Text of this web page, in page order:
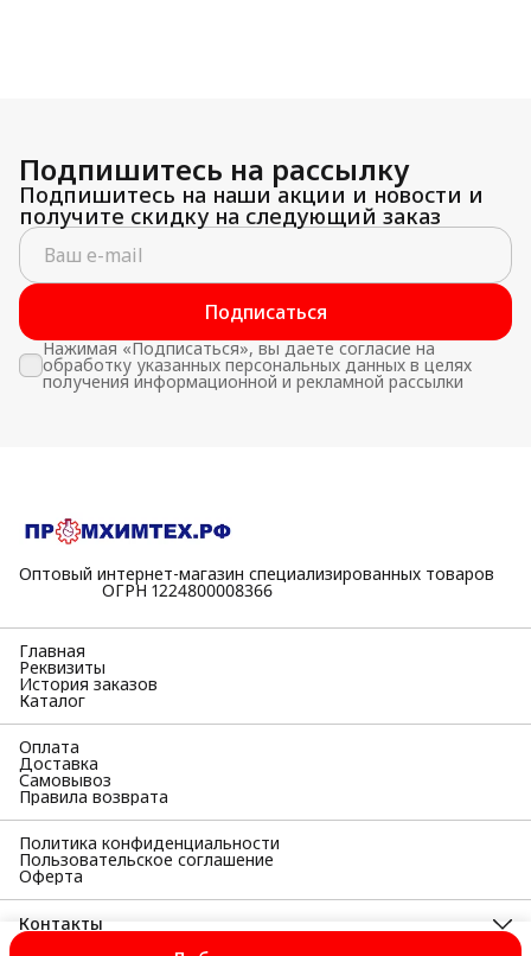
Подпишитесь на рассылку
Подпишитесь на наши акции и новости и
получите скидку на следующий заказ
Подписаться
Нажимая «Подписаться», вы даете согласие на
обработку указанных персональных данных в целях
получения информационной и рекламной рассылки
Оптовый интернет-магазин специализированных товаров
⠀⠀⠀⠀⠀⠀⠀ОГРН 1224800008366
Главная
Реквизиты
История заказов
Каталог
Оплата
Доставка
Самовывоз
Правила возврата
Политика конфиденциальности
Пользовательское соглашение
Оферта
Контакты